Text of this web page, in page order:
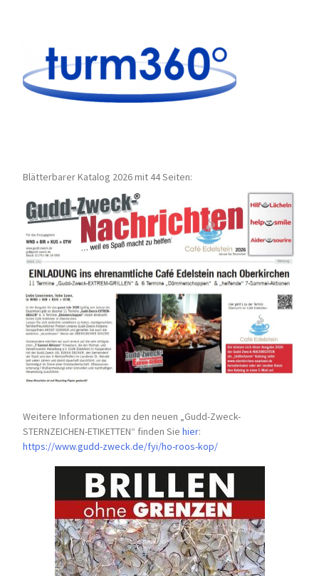
Blätterbarer Katalog 2026 mit 44 Seiten:
Weitere Informationen zu den neuen „Gudd-Zweck-
STERNZEICHEN-ETIKETTEN“ finden Siehier:
https://www.gudd-zweck.de/fyi/ho-roos-kop/